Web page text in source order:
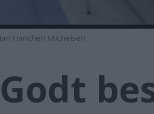
Jan Hanchen Michelsen
Godt